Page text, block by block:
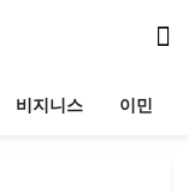
비지니스 이민